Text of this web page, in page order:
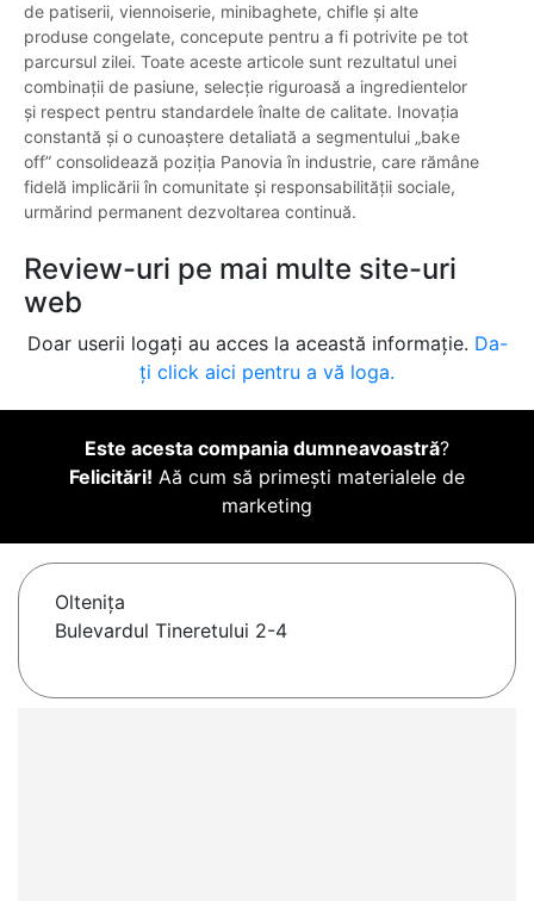
de patiserii, viennoiserie, minibaghete, chifle și alte
produse congelate, concepute pentru a fi potrivite pe tot
parcursul zilei. Toate aceste articole sunt rezultatul unei
combinații de pasiune, selecție riguroasă a ingredientelor
și respect pentru standardele înalte de calitate. Inovația
constantă și o cunoaștere detaliată a segmentului „bake
off” consolidează poziția Panovia în industrie, care rămâne
fidelă implicării în comunitate și responsabilității sociale,
urmărind permanent dezvoltarea continuă.
Review-uri pe mai multe site-uri
web
Doar userii logați au acces la această informație. Da-
ți click aici pentru a vă loga.
Este acesta compania dumneavoastră?
Felicitări! Aă cum să primești materialele de
marketing
Olteniţa
Bulevardul Tineretului 2-4